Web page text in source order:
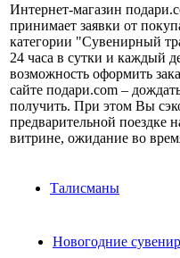
Интернет-магазин
принимает заявки от
категории "Сувенирный
24 часа в сутки и каждый
возможность оформить
сайте подари.com –
получить. При этом Вы
предварительной поездке
витрине, ожидание во
Талисманы
Новогодние